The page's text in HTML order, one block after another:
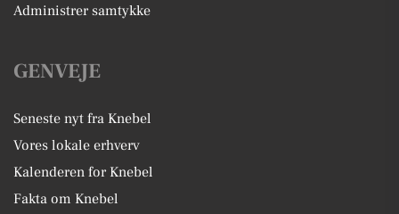
Administrer samtykke
GENVEJE
Seneste nyt fra Knebel
Vores lokale erhverv
Kalenderen for Knebel
Fakta om Knebel